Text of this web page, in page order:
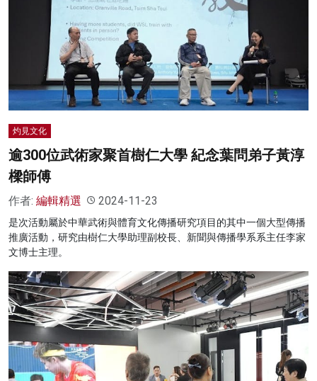
灼見文化
逾300位武術家聚首樹仁大學 紀念葉問弟子黃淳
樑師傅
作者: 編輯精選 2024-11-23
是次活動屬於中華武術與體育文化傳播研究項目的其中一個大型傳播
推廣活動，研究由樹仁大學助理副校長、新聞與傳播學系系主任李家
文博士主理。